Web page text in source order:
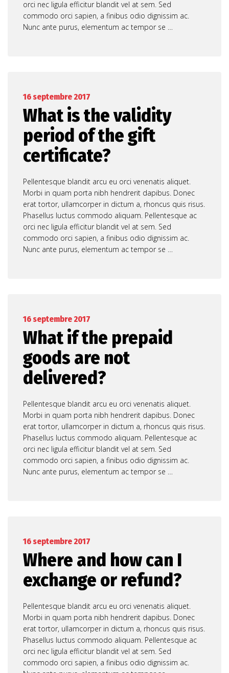
orci nec ligula efficitur blandit vel at sem. Sed
commodo orci sapien, a finibus odio dignissim ac.
Nunc ante purus, elementum ac tempor se …
16 septembre 2017
What is the validity
period of the gift
certificate?
Pellentesque blandit arcu eu orci venenatis aliquet.
Morbi in quam porta nibh hendrerit dapibus. Donec
erat tortor, ullamcorper in dictum a, rhoncus quis risus.
Phasellus luctus commodo aliquam. Pellentesque ac
orci nec ligula efficitur blandit vel at sem. Sed
commodo orci sapien, a finibus odio dignissim ac.
Nunc ante purus, elementum ac tempor se …
16 septembre 2017
What if the prepaid
goods are not
delivered?
Pellentesque blandit arcu eu orci venenatis aliquet.
Morbi in quam porta nibh hendrerit dapibus. Donec
erat tortor, ullamcorper in dictum a, rhoncus quis risus.
Phasellus luctus commodo aliquam. Pellentesque ac
orci nec ligula efficitur blandit vel at sem. Sed
commodo orci sapien, a finibus odio dignissim ac.
Nunc ante purus, elementum ac tempor se …
16 septembre 2017
Where and how can I
exchange or refund?
Pellentesque blandit arcu eu orci venenatis aliquet.
Morbi in quam porta nibh hendrerit dapibus. Donec
erat tortor, ullamcorper in dictum a, rhoncus quis risus.
Phasellus luctus commodo aliquam. Pellentesque ac
orci nec ligula efficitur blandit vel at sem. Sed
commodo orci sapien, a finibus odio dignissim ac.